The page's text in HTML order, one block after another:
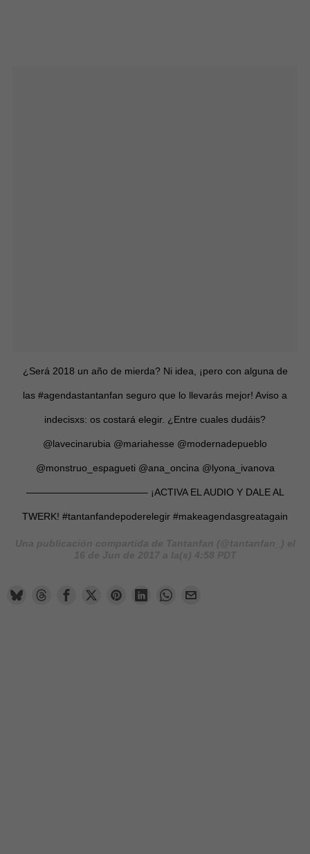
¿Será 2018 un año de mierda? Ni idea, ¡pero con alguna de
las #agendastantanfan seguro que lo llevarás mejor! Aviso a
indecisxs: os costará elegir. ¿Entre cuales dudáis?
@lavecinarubia @mariahesse @modernadepueblo
@monstruo_espagueti @ana_oncina @lyona_ivanova
————————————– ¡ACTIVA EL AUDIO Y DALE AL
TWERK! #tantanfandepoderelegir #makeagendasgreatagain